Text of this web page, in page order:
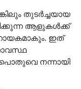
തുടർച്ചയായ
ആളുകൾക്ക്
ഇത്
നന്നായി